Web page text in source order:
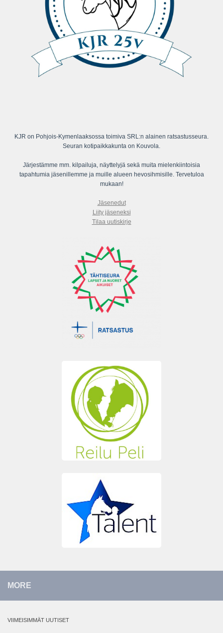
KJR on Pohjois-Kymenlaaksossa toimiva SRL:n alainen ratsastusseura.
Seuran kotipaikkakunta on Kouvola.
Järjestämme mm. kilpailuja, näyttelyjä sekä muita mielenkiintoisia
tapahtumia jäsenillemme ja muille alueen hevosihmisille. Tervetuloa
mukaan!
Jäsenedut
Liity jäseneksi
Tilaa uutiskirje
MORE
VIIMEISIMMÄT UUTISET